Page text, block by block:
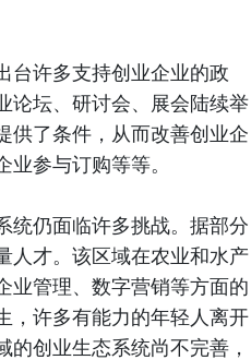
台许多支持创业企业的政
论坛、研讨会、展会陆续举
供了条件，从而改善创业企
参与订购等等。
统仍面临许多挑战。据部分
人才。该区域在农业和水产
业管理、数字营销等方面的
，许多有能力的年轻人离开
创业生态系统尚不完善，